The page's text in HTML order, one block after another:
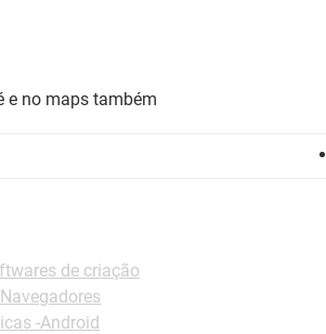
e no maps também
de criação
-Android